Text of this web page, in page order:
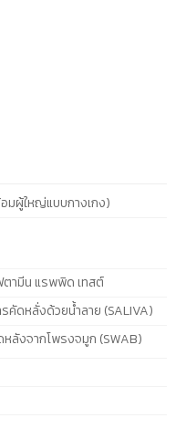
มผู้ใหญ่แบบกางเกง)
ตามีน แรพพิด เทสต์
คัดหลั่งด้วยน้ำลาย (SALIVA)
ลังจากโพรงจมูก (SWAB)